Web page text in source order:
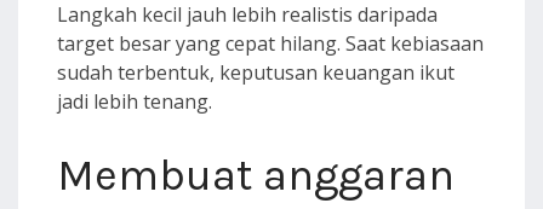
Langkah kecil jauh lebih realistis daripada
target besar yang cepat hilang. Saat kebiasaan
sudah terbentuk, keputusan keuangan ikut
jadi lebih tenang.
Membuat anggaran